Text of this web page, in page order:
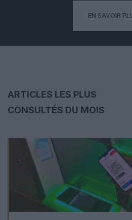
EN SAVOIR
ARTICLES LES PLUS
CONSULTÉS DU MOIS